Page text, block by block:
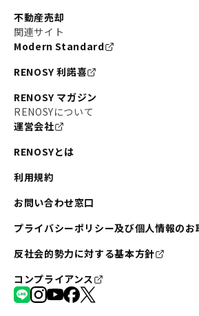
不動産売却
関連サイト
Modern Standard
RENOSY 利諾喜
RENOSY マガジン
RENOSYについて
運営会社
RENOSYとは
利用規約
お問い合わせ窓口
プライバシーポリシー及び個人情報のお
反社会的勢力に対する基本方針
コンプライアンス